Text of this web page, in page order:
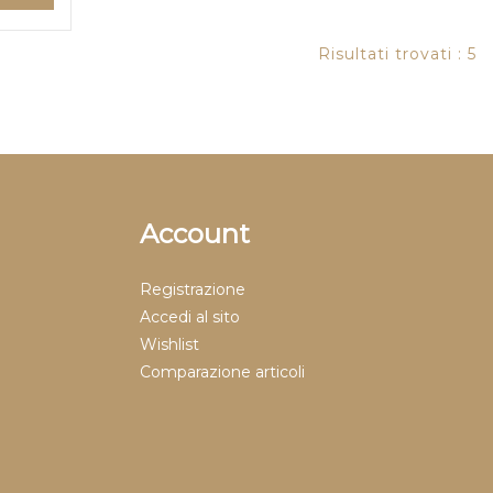
Risultati trovati : 5
Account
Registrazione
Accedi al sito
Wishlist
Comparazione articoli